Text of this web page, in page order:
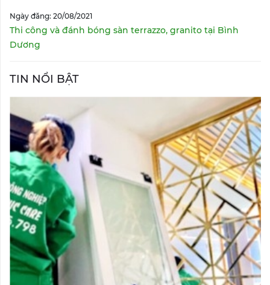
Ngày đăng: 20/08/2021
Thi công và đánh bóng sàn terrazzo, granito tại Bình
Dương
TIN NỔI BẬT